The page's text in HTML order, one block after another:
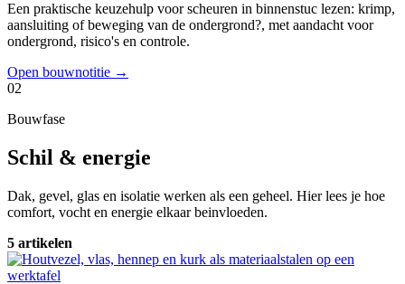
Een praktische keuzehulp voor scheuren in binnenstuc lezen: krimp,
aansluiting of beweging van de ondergrond?, met aandacht voor
ondergrond, risico's en controle.
Open bouwnotitie →
02
Bouwfase
Schil & energie
Dak, gevel, glas en isolatie werken als een geheel. Hier lees je hoe
comfort, vocht en energie elkaar beinvloeden.
5 artikelen